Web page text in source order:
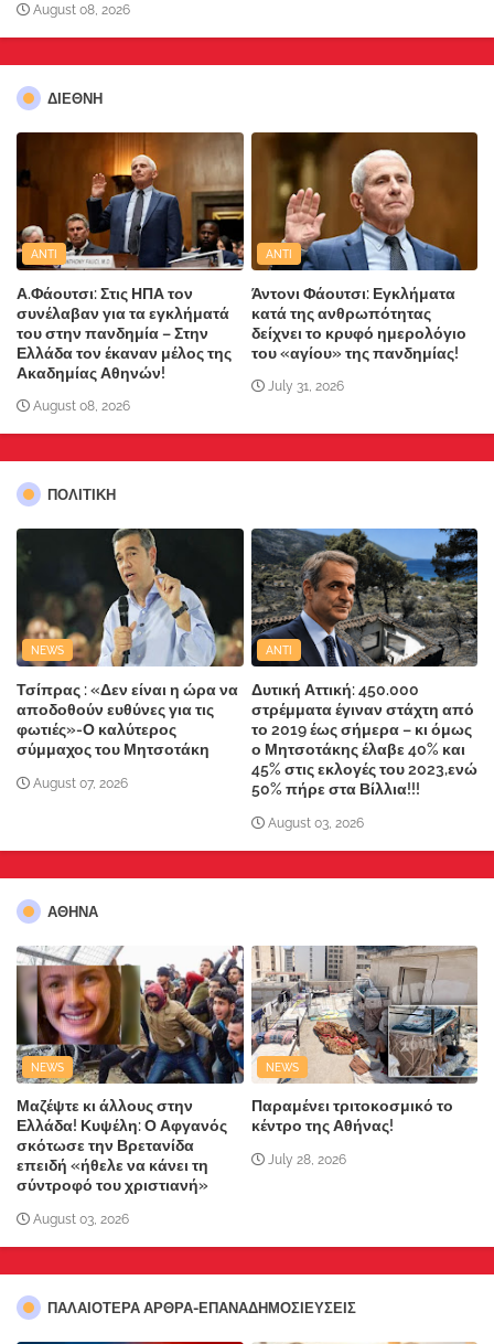
August 08, 2026
ΔΙΕΘΝΗ
ANTI
Α.Φάουτσι: Στις ΗΠΑ τον
συνέλαβαν για τα εγκλήματά
του στην πανδημία – Στην
Ελλάδα τον έκαναν μέλος της
Ακαδημίας Αθηνών!
August 08, 2026
ANTI
Άντονι Φάουτσι: Εγκλήματα
κατά της ανθρωπότητας
δείχνει το κρυφό ημερολόγιο
του «αγίου» της πανδημίας!
July 31, 2026
ΠΟΛΙΤΙΚΗ
NEWS
Τσίπρας : «Δεν είναι η ώρα να
αποδοθούν ευθύνες για τις
φωτιές»-Ο καλύτερος
σύμμαχος του Μητσοτάκη
August 07, 2026
ANTI
Δυτική Αττική: 450.000
στρέμματα έγιναν στάχτη από
το 2019 έως σήμερα – κι όμως
ο Μητσοτάκης έλαβε 40% και
45% στις εκλογές του 2023,ενώ
50% πήρε στα Βίλλια!!!
August 03, 2026
ΑΘΗΝΑ
NEWS
Μαζέψτε κι άλλους στην
Ελλάδα! Κυψέλη: Ο Αφγανός
σκότωσε την Βρετανίδα
επειδή «ήθελε να κάνει τη
σύντροφό του χριστιανή»
August 03, 2026
NEWS
Παραμένει τριτοκοσμικό το
κέντρο της Αθήνας!
July 28, 2026
ΠΑΛΑΙΟΤΕΡΑ ΑΡΘΡΑ-ΕΠΑΝΑΔΗΜΟΣΙΕΥΣΕΙΣ